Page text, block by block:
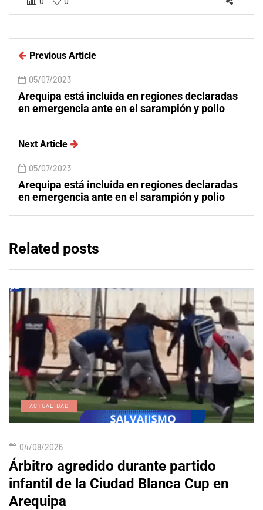
Previous Article
05/07/2023
Arequipa está incluida en regiones declaradas
en emergencia ante en el sarampión y polio
Next Article
05/07/2023
Arequipa está incluida en regiones declaradas
en emergencia ante en el sarampión y polio
Related posts
ACTUALIDAD
04/08/2026
Árbitro agredido durante partido
infantil de la Ciudad Blanca Cup en
Arequipa